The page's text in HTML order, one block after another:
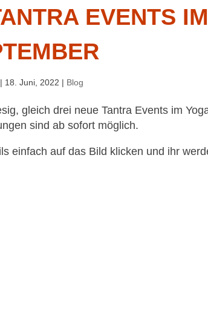
EVENTS
| 18. Juni, 2022 | Blog
gleich drei neue Tantra Events im
sind ab sofort möglich.
einfach auf das Bild klicken und ihr